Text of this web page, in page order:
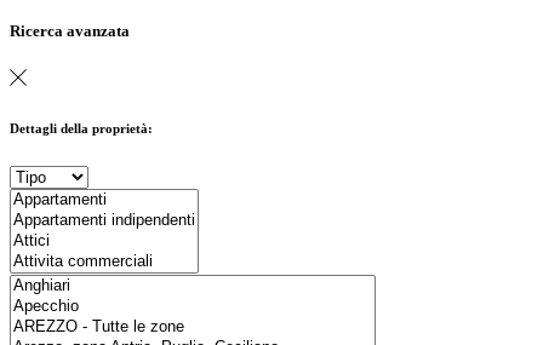
Ricerca avanzata
Dettagli della proprietà: